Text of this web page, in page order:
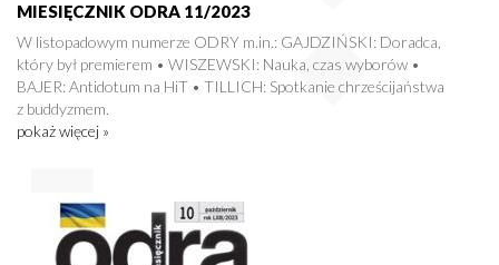
MIESIĘCZNIK ODRA 11/2023
W listopadowym numerze ODRY m.in.: GAJDZIŃSKI: Doradca,
który był premierem • WISZEWSKI: Nauka, czas wyborów •
BAJER: Antidotum na HiT • TILLICH: Spotkanie chrześcijaństwa
z buddyzmem.
pokaż więcej »